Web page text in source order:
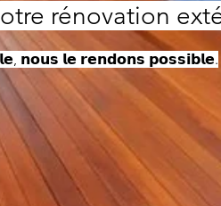
rénovation
𝗻𝗼𝘂𝘀 𝗹𝗲 𝗿𝗲𝗻𝗱𝗼𝗻𝘀 𝗽𝗼𝘀𝘀𝗶𝗯𝗹𝗲.